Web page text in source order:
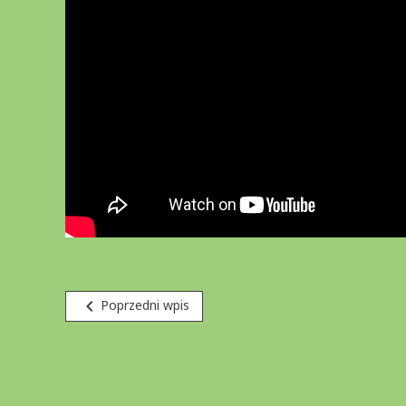
Nawigacja
wpisu
navigate_before Poprzedni wpis